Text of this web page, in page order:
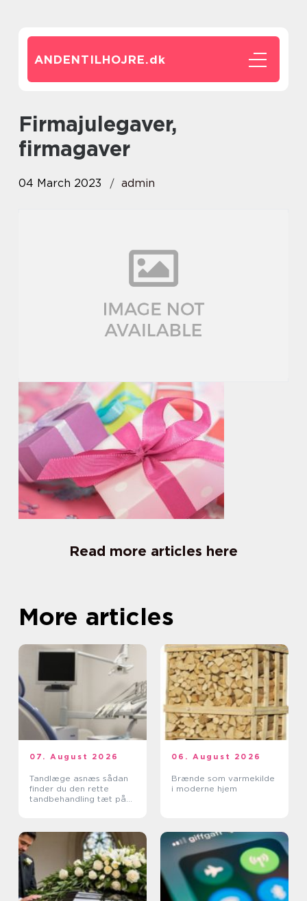
ANDENTILHOJRE.dk
firmajulegaver,
firmagaver
04 March 2023 admin
Read more articles here
More articles
07. August 2026
Tandlæge asnæs sådan
finder du den rette
tandbehandling tæt på
06. August 2026
Brænde som varmekilde
i moderne hjem